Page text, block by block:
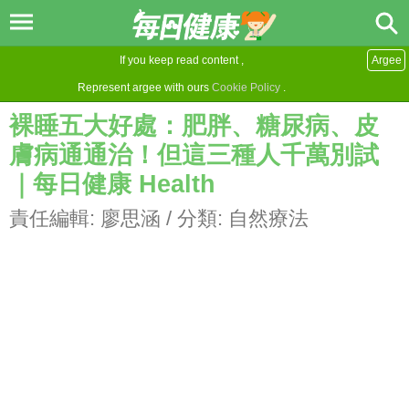
If you keep read content ,
Represent argee with ours Cookie Policy .
Argee
裸睡五大好處：肥胖、糖尿病、皮
膚病通通治！但這三種人千萬別試
｜每日健康 Health
責任編輯: 廖思涵 / 分類: 自然療法